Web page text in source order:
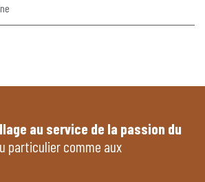
au service de la passion du
particulier comme aux